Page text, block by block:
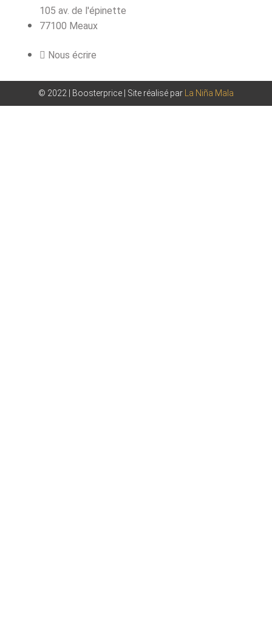
105 av. de l'épinette
77100 Meaux
Nous écrire
© 2022 | Boosterprice | Site réalisé par La Niña Mala